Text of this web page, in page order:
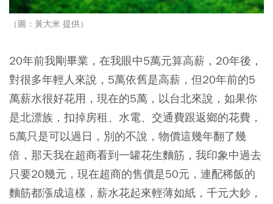
（圖：黃大米 提供）
20年前我剛畢業，在我眼中5萬元算高薪，20年後，
對很多年輕人來說，5萬依舊是高薪 ，但20年前的5
萬薪水很好花用，現在的5萬，以台北來說，如果你
是北漂族，扣掉房租、水電、交通費跟返鄉的花費，
5萬只是可以過日，別的不說，物價這幾年翻了幾
倍，那天我在超商看到一罐花生麵筋，我印象中過去
只要20幾元，現在超商的售價是50元，連配稀飯的
麵筋都漲成這樣，薪水花起來輕薄如紙，千元大鈔，